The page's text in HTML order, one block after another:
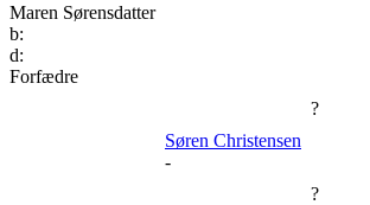
Maren Sørensdatter
b:
d:
Forfædre
?
Søren Christensen
-
?